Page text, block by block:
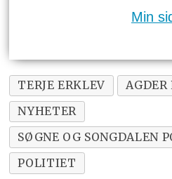
Min
TERJE ERKLEV
NYHETER
SØGNE OG SONGDALEN
POLITIET